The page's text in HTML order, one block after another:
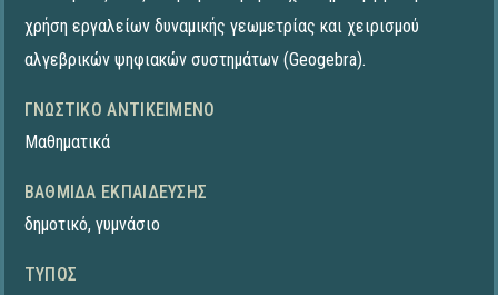
χρήση εργαλείων δυναμικής γεωμετρίας και χειρισμού
αλγεβρικών ψηφιακών συστημάτων (Geogebra).
ΓΝΩΣΤΙΚΌ ΑΝΤΙΚΕΊΜΕΝΟ
Μαθηματικά
ΒΑΘΜΊΔΑ ΕΚΠΑΊΔΕΥΣΗΣ
δημοτικό, γυμνάσιο
ΤΎΠΟΣ